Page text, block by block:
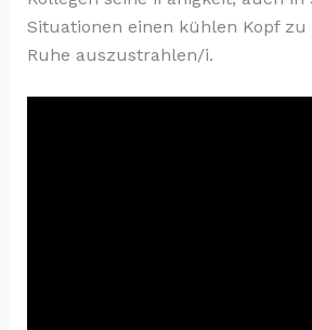
Situationen einen kühlen Kopf
Ruhe auszustrahlen/i.